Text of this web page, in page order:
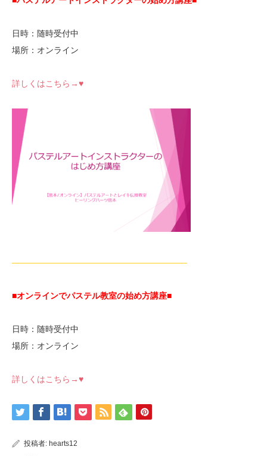
日時：随時受付中
場所：オンライン
詳しくはこちら→♥
—————————————————————
■オンラインでパステル教室の始め方講座■
日時：随時受付中
場所：オンライン
詳しくはこちら→♥
投稿者: hearts12